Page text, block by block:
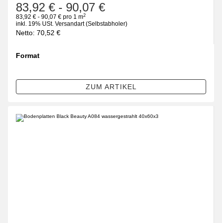
83,92 € - 90,07 €
83,92 € - 90,07 € pro 1 m2
inkl. 19% USt. Versandart(Selbstabholer)
Netto: 70,52 €
Format
ZUM ARTIKEL